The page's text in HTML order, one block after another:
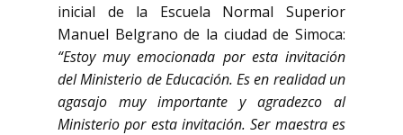
inicial de la Escuela Normal Superior
Manuel Belgrano de la ciudad de Simoca:
“Estoy muy emocionada por esta invitación
del Ministerio de Educación. Es en realidad un
agasajo muy importante y agradezco al
Ministerio por esta invitación. Ser maestra es